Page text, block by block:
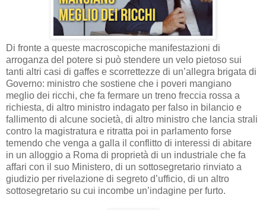
Di fronte a queste macroscopiche manifestazioni di
arroganza del potere si può stendere un velo pietoso sui
tanti altri casi di gaffes e scorrettezze di un’allegra brigata di
Governo: ministro che sostiene che i poveri mangiano
meglio dei ricchi, che fa fermare un treno freccia rossa a
richiesta, di altro ministro indagato per falso in bilancio e
fallimento di alcune società, di altro ministro che lancia strali
contro la magistratura e ritratta poi in parlamento forse
temendo che venga a galla il conflitto di interessi di abitare
in un alloggio a Roma di proprietà di un industriale che fa
affari con il suo Ministero, di un sottosegretario rinviato a
giudizio per rivelazione di segreto d’ufficio, di un altro
sottosegretario su cui incombe un’indagine per furto.